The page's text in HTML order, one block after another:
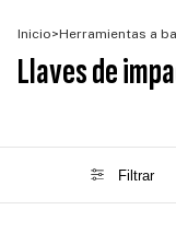
Inicio>Herramientas a
Llaves de
Filtrar